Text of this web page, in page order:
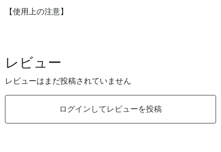
【使用上の注意】
レビュー
レビューはまだ投稿されていません
ログインしてレビューを投稿